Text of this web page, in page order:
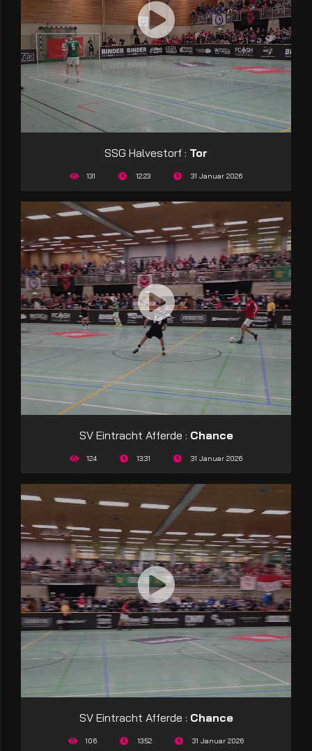
SSG Halvestorf : Tor
131 12:23 31 Januar 2026
SV Eintracht Afferde : Chance
124 13:31 31 Januar 2026
SV Eintracht Afferde : Chance
106 13:52 31 Januar 2026